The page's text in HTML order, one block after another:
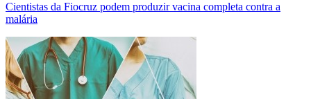
Cientistas da Fiocruz podem produzir vacina completa contra a
malária